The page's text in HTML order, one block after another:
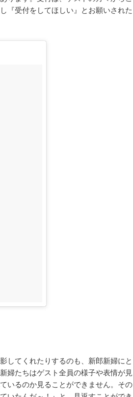
『受付をしてほしい』とお願いされた
してくれたりするのも、新郎新婦にと
婦たちはゲスト全員の様子や表情が見
いるのか見ることができません。その